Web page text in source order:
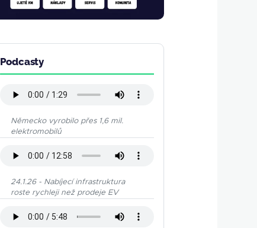
Podcasty
Německo vyrobilo přes 1,6 mil.
elektromobilů
24.1.26 - Nabíjecí infrastruktura
roste rychleji než prodeje EV